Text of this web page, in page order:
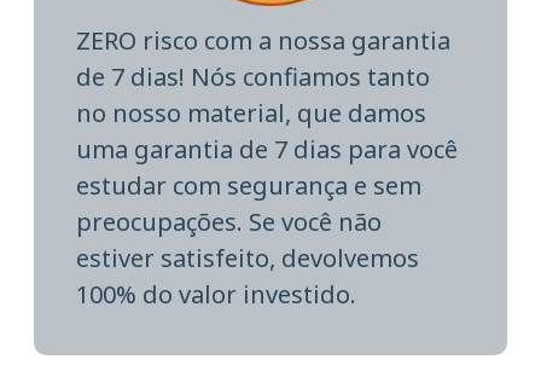
ZERO risco com a nossa garantia
de 7 dias! Nós confiamos tanto
no nosso material, que damos
uma garantia de 7 dias para você
estudar com segurança e sem
preocupações. Se você não
estiver satisfeito, devolvemos
100% do valor investido.